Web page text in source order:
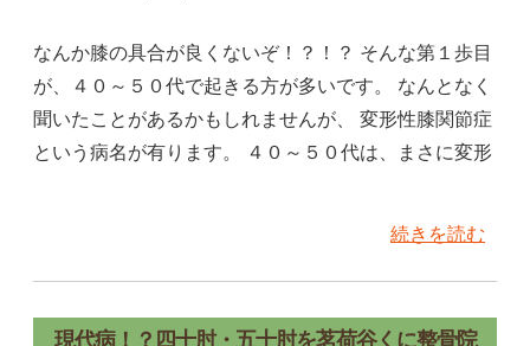
なんか膝の具合が良くないぞ！？！？ そんな第１歩目
が、４０～５０代で起きる方が多いです。 なんとなく
聞いたことがあるかもしれませんが、 変形性膝関節症
という病名が有ります。 ４０～５０代は、まさに変形
続きを読む
現代病！？四十肘・五十肘を茗荷谷くに整骨院